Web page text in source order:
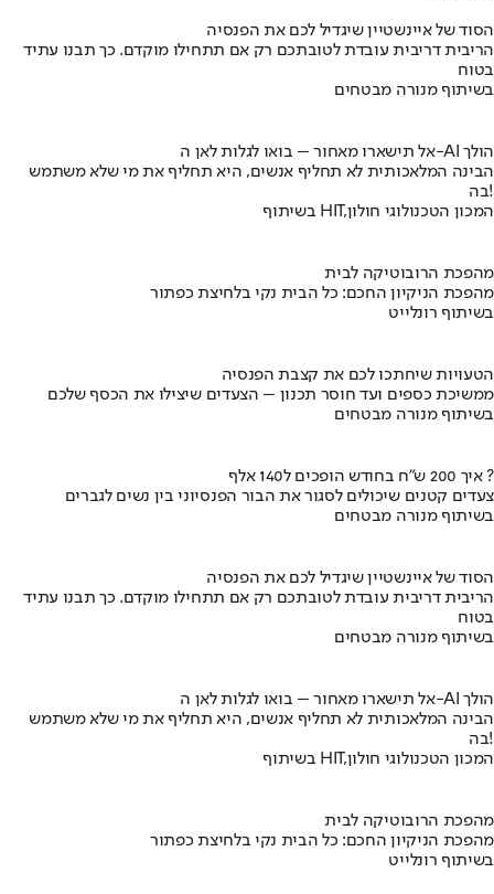
הסוד של איינשטיין שיגדיל לכם את הפנסיה
הריבית דריבית עובדת לטובתכם רק אם תתחילו מוקדם. כך תבנו עתיד
בטוח
בשיתוף מנורה מבטחים
אל תישארו מאחור – בואו לגלות לאן ה-AI הולך
הבינה המלאכותית לא תחליף אנשים, היא תחליף את מי שלא משתמש
בה!
בשיתוף HIT,המכון הטכנולוגי חולון
מהפכת הרובוטיקה לבית
מהפכת הניקיון החכם: כל הבית נקי בלחיצת כפתור
בשיתוף רונלייט
הטעויות שיחתכו לכם את קצבת הפנסיה
ממשיכת כספים ועד חוסר תכנון – הצעדים שיצילו את הכסף שלכם
בשיתוף מנורה מבטחים
איך 200 ש"ח בחודש הופכים ל140 אלף ?
צעדים קטנים שיכולים לסגור את הבור הפנסיוני בין נשים לגברים
בשיתוף מנורה מבטחים
הסוד של איינשטיין שיגדיל לכם את הפנסיה
הריבית דריבית עובדת לטובתכם רק אם תתחילו מוקדם. כך תבנו עתיד
בטוח
בשיתוף מנורה מבטחים
אל תישארו מאחור – בואו לגלות לאן ה-AI הולך
הבינה המלאכותית לא תחליף אנשים, היא תחליף את מי שלא משתמש
בה!
בשיתוף HIT,המכון הטכנולוגי חולון
מהפכת הרובוטיקה לבית
מהפכת הניקיון החכם: כל הבית נקי בלחיצת כפתור
בשיתוף רונלייט